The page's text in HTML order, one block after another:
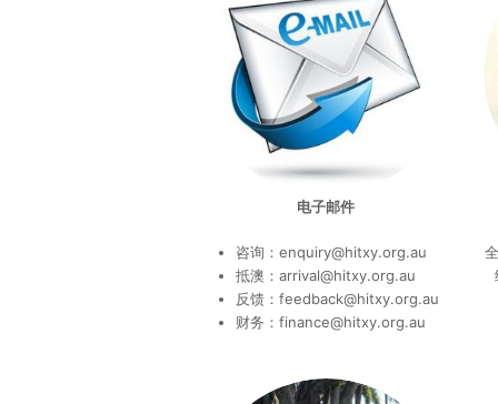
电子邮件
咨询：enquiry@hitxy.org.au
抵澳：arrival@hitxy.org.au
反馈：feedback@hitxy.org.au
财务：finance@hitxy.org.au